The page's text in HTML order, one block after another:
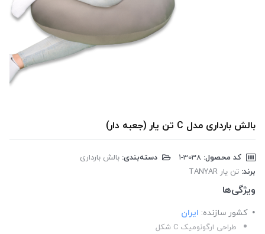
بالش بارداری مدل C تن یار (جعبه دار)
کد محصول: دسته‌بندی: بالش بارداری
برند: تن یار TANYAR
ویژگی‌ها
کشور سازنده: ایران
طراحی ارگونومیک C شکل